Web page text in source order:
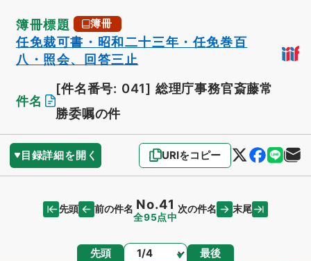
簿冊標題 簿冊
任免裁可書・昭和二十三年・任免巻百
八・照会、回答三止
件名
[件名番号: 041] 総理庁事務官斎藤常
勝委嘱の件
目録詳細を開く URIをコピー
先頭 前の件名 No.41
全95点中
次の件名 末尾
先頭 ページ 最後